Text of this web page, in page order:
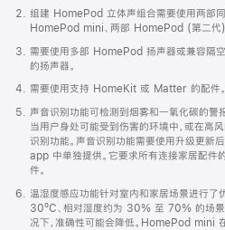
打
开)
组建 HomePod 立体声组合需要使用两部
HomePod mini、两部 HomePod (第二代
需要使用多部 HomePod 扬声器或兼容隔
的扬声器。
需要使用支持 HomeKit 或 Matter 的配件。
声音识别功能可检测到烟雾和一氧化碳的警
当用户身处可能受到伤害的环境中，或在高
识别功能。声音识别功能需要使用升级更新
app 中单独提供。它要求所有连接家居配
件。
温湿度感应功能针对室内和家居场景进行了
30ºC、相对湿度约为 30% 至 70% 的场景
况下，准确性可能会降低。HomePod mini